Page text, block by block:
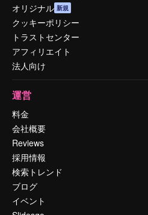
オリジナル 新規
クッキーポリシー
トラストセンター
アフィリエイト
法人向け
運営
料金
会社概要
Reviews
採用情報
検索トレンド
ブログ
イベント